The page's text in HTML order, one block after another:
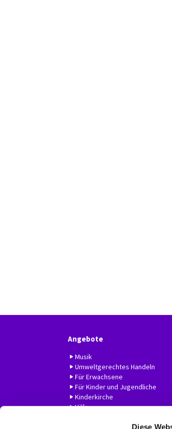
Diese
Angebote
Musik
Umweltgerechtes Handeln
Für Erwachsene
Für Kinder und Jugendliche
Kinderkirche
Hilfe